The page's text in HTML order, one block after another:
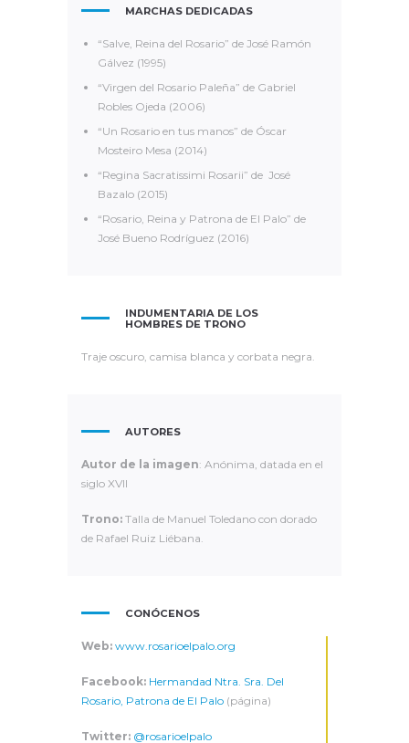
MARCHAS DEDICADAS
“Salve, Reina del Rosario” de José Ramón
Gálvez (1995)
“Virgen del Rosario Paleña” de Gabriel
Robles Ojeda (2006)
“Un Rosario en tus manos” de Óscar
Mosteiro Mesa (2014)
“Regina Sacratissimi Rosarii” de José
Bazalo (2015)
“Rosario, Reina y Patrona de El Palo” de
José Bueno Rodríguez (2016)
INDUMENTARIA DE LOS
HOMBRES DE TRONO
Traje oscuro, camisa blanca y corbata negra.
AUTORES
Autor de la imagen: Anónima, datada en el
siglo XVII
Trono: Talla de Manuel Toledano con dorado
de Rafael Ruiz Liébana.
CONÓCENOS
Web: www.rosarioelpalo.org
Facebook: Hermandad Ntra. Sra. Del
Rosario, Patrona de El Palo (página)
Twitter: @rosarioelpalo